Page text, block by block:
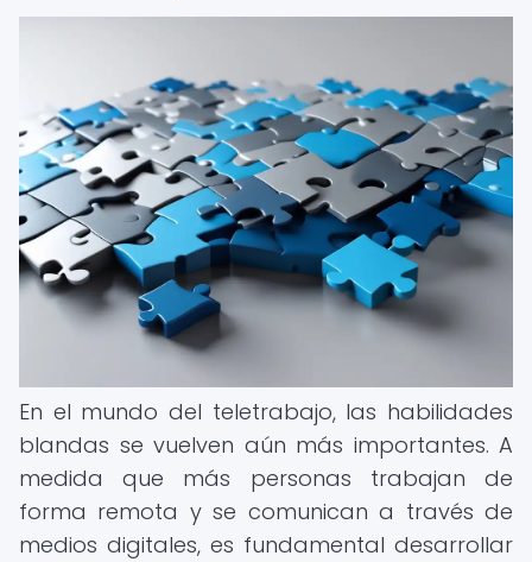
En el mundo del teletrabajo, las habilidades
blandas se vuelven aún más importantes. A
medida que más personas trabajan de
forma remota y se comunican a través de
medios digitales, es fundamental desarrollar